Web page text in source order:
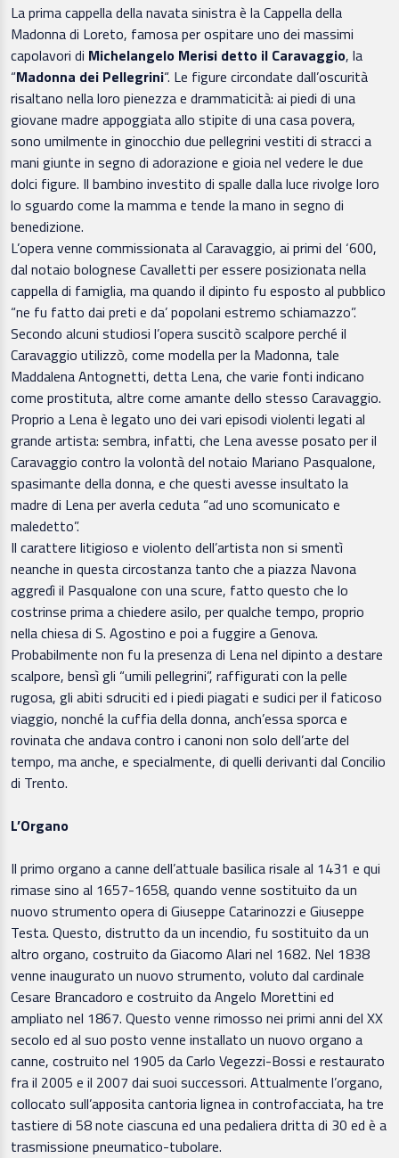
La prima cappella della navata sinistra è la Cappella della
Madonna di Loreto, famosa per ospitare uno dei massimi
capolavori di Michelangelo Merisi detto il Caravaggio, la
“Madonna dei Pellegrini“. Le figure circondate dall’oscurità
risaltano nella loro pienezza e drammaticità: ai piedi di una
giovane madre appoggiata allo stipite di una casa povera,
sono umilmente in ginocchio due pellegrini vestiti di stracci a
mani giunte in segno di adorazione e gioia nel vedere le due
dolci figure. Il bambino investito di spalle dalla luce rivolge loro
lo sguardo come la mamma e tende la mano in segno di
benedizione.
L’opera venne commissionata al Caravaggio, ai primi del ‘600,
dal notaio bolognese Cavalletti per essere posizionata nella
cappella di famiglia, ma quando il dipinto fu esposto al pubblico
“ne fu fatto dai preti e da’ popolani estremo schiamazzo”.
Secondo alcuni studiosi l’opera suscitò scalpore perché il
Caravaggio utilizzò, come modella per la Madonna, tale
Maddalena Antognetti, detta Lena, che varie fonti indicano
come prostituta, altre come amante dello stesso Caravaggio.
Proprio a Lena è legato uno dei vari episodi violenti legati al
grande artista: sembra, infatti, che Lena avesse posato per il
Caravaggio contro la volontà del notaio Mariano Pasqualone,
spasimante della donna, e che questi avesse insultato la
madre di Lena per averla ceduta “ad uno scomunicato e
maledetto”.
Il carattere litigioso e violento dell’artista non si smentì
neanche in questa circostanza tanto che a piazza Navona
aggredì il Pasqualone con una scure, fatto questo che lo
costrinse prima a chiedere asilo, per qualche tempo, proprio
nella chiesa di S. Agostino e poi a fuggire a Genova.
Probabilmente non fu la presenza di Lena nel dipinto a destare
scalpore, bensì gli “umili pellegrini”, raffigurati con la pelle
rugosa, gli abiti sdruciti ed i piedi piagati e sudici per il faticoso
viaggio, nonché la cuffia della donna, anch’essa sporca e
rovinata che andava contro i canoni non solo dell’arte del
tempo, ma anche, e specialmente, di quelli derivanti dal Concilio
di Trento.
L’Organo
Il primo organo a canne dell’attuale basilica risale al 1431 e qui
rimase sino al 1657-1658, quando venne sostituito da un
nuovo strumento opera di Giuseppe Catarinozzi e Giuseppe
Testa. Questo, distrutto da un incendio, fu sostituito da un
altro organo, costruito da Giacomo Alari nel 1682. Nel 1838
venne inaugurato un nuovo strumento, voluto dal cardinale
Cesare Brancadoro e costruito da Angelo Morettini ed
ampliato nel 1867. Questo venne rimosso nei primi anni del XX
secolo ed al suo posto venne installato un nuovo organo a
canne, costruito nel 1905 da Carlo Vegezzi-Bossi e restaurato
fra il 2005 e il 2007 dai suoi successori. Attualmente l’organo,
collocato sull’apposita cantoria lignea in controfacciata, ha tre
tastiere di 58 note ciascuna ed una pedaliera dritta di 30 ed è a
trasmissione pneumatico-tubolare.